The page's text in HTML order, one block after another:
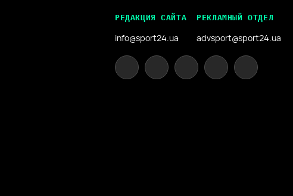
РЕДАКЦИЯ САЙТА
info@sport24.ua
РЕКЛАМНЫЙ ОТДЕЛ
advsport@sport24.ua